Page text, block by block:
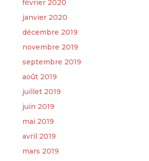
février 2020
janvier 2020
décembre 2019
novembre 2019
septembre 2019
août 2019
juillet 2019
juin 2019
mai 2019
avril 2019
mars 2019